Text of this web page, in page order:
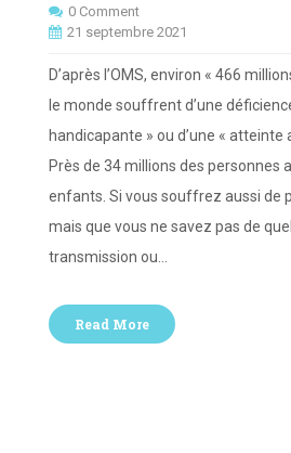
0 Comment
21 septembre 2021
D’après l’OMS, environ « 466
le monde souffrent d’une
handicapante » ou d’une « atteinte
Près de 34 millions des personnes
enfants. Si vous souffrez aussi de
mais que vous ne savez pas de
transmission ou…
Read More